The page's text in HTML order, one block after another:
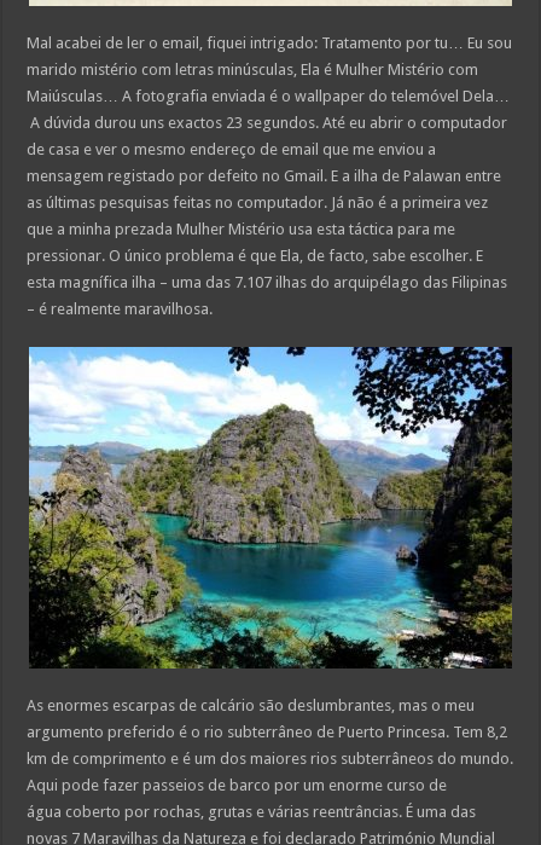
Mal acabei de ler o email, fiquei intrigado: Tratamento por tu… Eu sou
marido mistério com letras minúsculas, Ela é Mulher Mistério com
Maiúsculas… A fotografia enviada é o wallpaper do telemóvel Dela…
A dúvida durou uns exactos 23 segundos. Até eu abrir o computador
de casa e ver o mesmo endereço de email que me enviou a
mensagem registado por defeito no Gmail. E a ilha de Palawan entre
as últimas pesquisas feitas no computador. Já não é a primeira vez
que a minha prezada Mulher Mistério usa esta táctica para me
pressionar. O único problema é que Ela, de facto, sabe escolher. E
esta magnífica ilha – uma das 7.107 ilhas do arquipélago das Filipinas
– é realmente maravilhosa.
As enormes escarpas de calcário são deslumbrantes, mas o meu
argumento preferido é o rio subterrâneo de Puerto Princesa. Tem 8,2
km de comprimento e é um dos maiores rios subterrâneos do mundo.
Aqui pode fazer passeios de barco por um enorme curso de
água coberto por rochas, grutas e várias reentrâncias. É uma das
novas 7 Maravilhas da Natureza e foi declarado Património Mundial